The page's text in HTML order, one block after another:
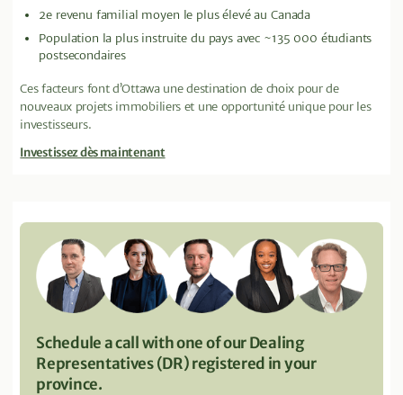
2e revenu familial moyen le plus élevé au Canada
Population la plus instruite du pays avec ~135 000 étudiants
postsecondaires
Ces facteurs font d’Ottawa une destination de choix pour de
nouveaux projets immobiliers et une opportunité unique pour les
investisseurs.
Investissez dès maintenant
Schedule a call with one of our Dealing
Representatives (DR) registered in your
province.